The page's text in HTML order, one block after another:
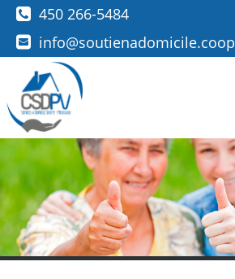
450 266-5484
info@soutienadomicile.coop